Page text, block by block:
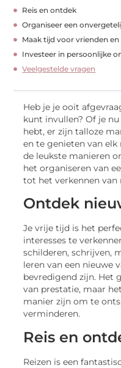
Reis en ontdek
Organiseer een
Maak tijd voor vrienden
Investeer in persoonlijke
Veelgestelde vragen
Heb je je ooit
kunt invullen? Of je
hebt, er zijn talloze
en te genieten van
de leukste manieren
het organiseren van
tot het verkennen van
Ontdek
Je vrije tijd is het
interesses te
schilderen, schrijven,
leren van een nieuwe
bevredigend zijn. Het
van prestatie, maar
manier zijn om te
verminderen.
Reis en
Reizen is een